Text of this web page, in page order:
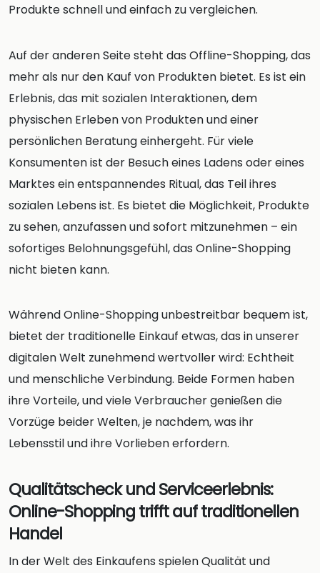
Produkte schnell und einfach zu vergleichen.
Auf der anderen Seite steht das Offline-Shopping, das
mehr als nur den Kauf von Produkten bietet. Es ist ein
Erlebnis, das mit sozialen Interaktionen, dem
physischen Erleben von Produkten und einer
persönlichen Beratung einhergeht. Für viele
Konsumenten ist der Besuch eines Ladens oder eines
Marktes ein entspannendes Ritual, das Teil ihres
sozialen Lebens ist. Es bietet die Möglichkeit, Produkte
zu sehen, anzufassen und sofort mitzunehmen – ein
sofortiges Belohnungsgefühl, das Online-Shopping
nicht bieten kann.
Während Online-Shopping unbestreitbar bequem ist,
bietet der traditionelle Einkauf etwas, das in unserer
digitalen Welt zunehmend wertvoller wird: Echtheit
und menschliche Verbindung. Beide Formen haben
ihre Vorteile, und viele Verbraucher genießen die
Vorzüge beider Welten, je nachdem, was ihr
Lebensstil und ihre Vorlieben erfordern.
Qualitätscheck und Serviceerlebnis:
Online-Shopping trifft auf traditionellen
Handel
In der Welt des Einkaufens spielen Qualität und